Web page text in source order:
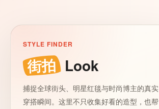
STYLE FINDER
街拍 Look
捕捉全球街头、明星红毯与时尚博主的真实
穿搭瞬间。这里不只收集好看的造型，也帮